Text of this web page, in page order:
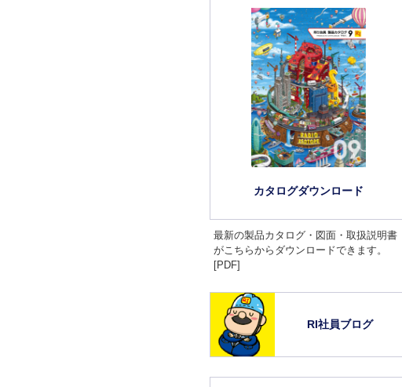
カタログダウンロード
最新の製品カタログ・図面・取扱説明書
がこちらからダウンロードできます。
[PDF]
RI社員ブログ